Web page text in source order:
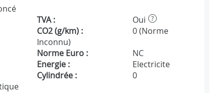
TVA : Oui ?
CO2 (g/km) :
0 (Norme
Inconnu)
Norme Euro :
NC
Energie :
Electricite
Cylindrée :
0